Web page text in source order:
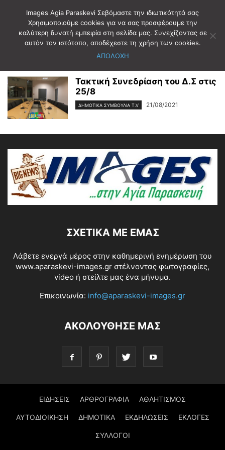
Αρχική Ετικέτες Δ.Σ Δημοτικα συμβουλια
Δ.Σ Δημοτικα συμβουλια
Τακτική Συνεδρίαση του Δ.Σ στις
25/8
ΔΗΜΟΤΙΚΑ ΣΥΜΒΟΥΛΙΑ T.V 21/08/2021
ΣΧΕΤΙΚΆ ΜΕ ΕΜΆΣ
Λάβετε ενεργά μέρος στην καθημερινή ενημέρωση του
www.aparaskevi-images.gr στέλνοντας φωτογραφίες,
video ή στείλτε μας ένα μήνυμα.
Επικοινωνία: info@aparaskevi-images.gr
ΑΚΟΛΟΥΘΗΣΕ ΜΑΣ
ΕΙΔΗΣΕΙΣ ΑΡΘΡΟΓΡΑΦΙΑ ΑΘΛΗΤΙΣΜΟΣ
ΑΥΤΟΔΙΟΙΚΗΣΗ ΔΗΜΟΤΙΚΑ ΕΚΔΗΛΩΣΕΙΣ ΕΚΛΟΓΕΣ
ΣΥΛΛΟΓΟΙ
Images Agia Paraskevi Σεβόμαστε την ιδιωτικότητά σας
Χρησιμοποιούμε cookies για να σας προσφέρουμε την
καλύτερη δυνατή εμπειρία στη σελίδα μας. Συνεχίζοντας σε
αυτόν τον ιστότοπο, αποδέχεστε τη χρήση των cookies.
ΑΠΟΔΟΧΗ